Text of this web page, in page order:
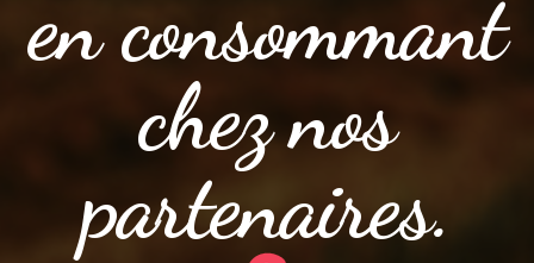
en consommant
chez nos
partenaires.